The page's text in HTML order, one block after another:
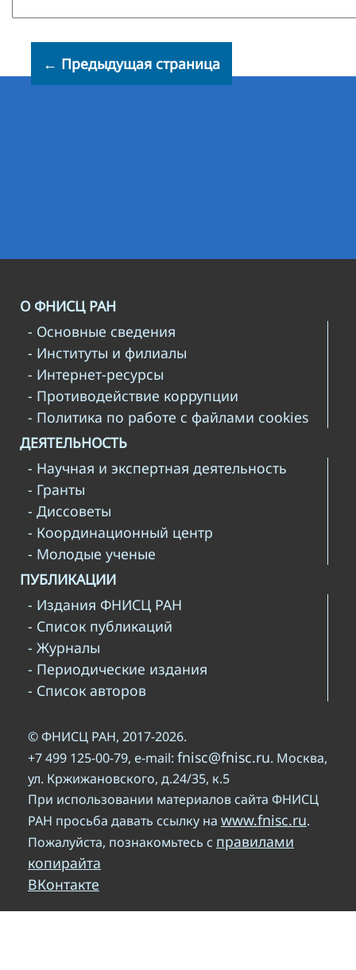
← Предыдущая страница
О ФНИСЦ РАН
- Основные сведения
- Институты и филиалы
- Интернет-ресурсы
- Противодействие коррупции
- Политика по работе с файлами cookies
ДЕЯТЕЛЬНОСТЬ
- Научная и экспертная деятельность
- Гранты
- Диссоветы
- Координационный центр
- Молодые ученые
ПУБЛИКАЦИИ
- Издания ФНИСЦ РАН
- Список публикаций
- Журналы
- Периодические издания
- Список авторов
© ФНИСЦ РАН, 2017-2026.
+7 499 125-00-79, e-mail: fnisc@fnisc.ru. Москва,
ул. Кржижановского, д.24/35, к.5
При использовании материалов сайта ФНИСЦ
РАН просьба давать ссылку на www.fnisc.ru.
Пожалуйста, познакомьтесь с правилами
копирайта
ВКонтакте